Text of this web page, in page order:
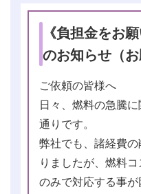
《負担金をお
のお知らせ（お
ご依頼の皆様へ
日々、燃料の急騰
通りです。
弊社でも、諸経費
りましたが、燃料
のみで対応する事